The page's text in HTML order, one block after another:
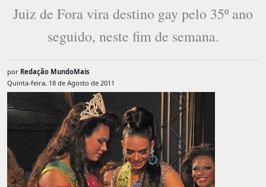
Juiz de Fora vira destino gay pelo 35º ano
seguido, neste fim de semana.
por Redação MundoMais
Quinta-feira, 18 de Agosto de 2011